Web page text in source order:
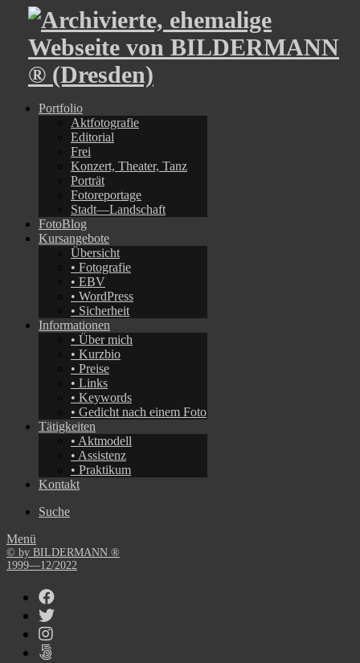
Portfolio
Aktfotografie
Editorial
Frei
Konzert, Theater, Tanz
Porträt
Fotoreportage
Stadt—Landschaft
FotoBlog
Kursangebote
Übersicht
• Fotografie
• EBV
• WordPress
• Sicherheit
Informationen
• Über mich
• Kurzbio
• Preise
• Links
• Keywords
• Gedicht nach einem Foto
Tätigkeiten
• Aktmodell
• Assistenz
• Praktikum
Kontakt
Suche
Menü
© by BILDERMANN ®
1999—12/2022